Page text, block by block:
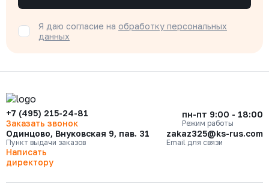
Я даю согласие на обработку персональных
данных
+7 (495) 215-24-81
Заказать звонок
пн-пт 9:00 - 18:00
Режим работы
Одинцово, Внуковская 9, пав. 31
Пункт выдачи заказов
zakaz325@ks-rus.com
Email для связи
Написать
директору